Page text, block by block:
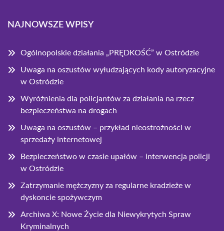
NAJNOWSZE WPISY
Ogólnopolskie działania „PRĘDKOŚĆ” w Ostródzie
Uwaga na oszustów wyłudzających kody autoryzacyjne
w Ostródzie
Wyróżnienia dla policjantów za działania na rzecz
bezpieczeństwa na drogach
Uwaga na oszustów – przykład nieostrożności w
sprzedaży internetowej
Bezpieczeństwo w czasie upałów – interwencja policji
w Ostródzie
Zatrzymanie mężczyzny za regularne kradzieże w
dyskoncie spożywczym
Archiwa X: Nowe Życie dla Niewykrytych Spraw
Kryminalnych